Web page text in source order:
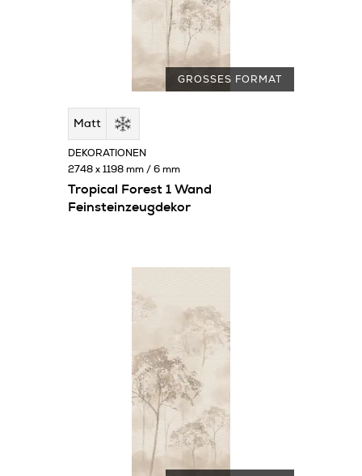
GROSSES FORMAT
Matt
Tropical Forest 1 Wand
Feinsteinzeugdekor
DEKORATIONEN
2748 x 1198 mm / 6 mm